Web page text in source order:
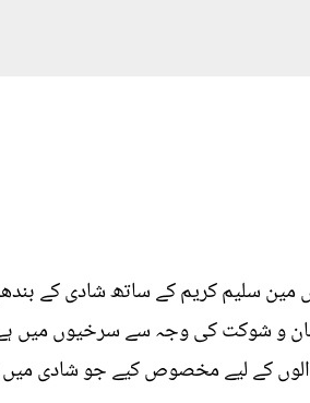
مین سلیم کریم کے ساتھ شادی کے
و شوکت کی وجہ سے سرخیوں میں